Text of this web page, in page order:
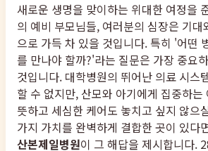
새로운 생명을 맞이하는 위대한 여정을
의 예비 부모님들, 여러분의 심장은 기대
으로 가득 차 있을 것입니다. 특히 '어떤
를 만나야 할까?'라는 질문은 가장 중요
것입니다. 대학병원의 뛰어난 의료 시스
할 수 없지만, 산모와 아기에게 집중하는
뜻하고 세심한 케어도 놓치고 싶지 않으
가지 가치를 완벽하게 결합한 곳이 있다
산본제일병원이 그 해답을 제시합니다.